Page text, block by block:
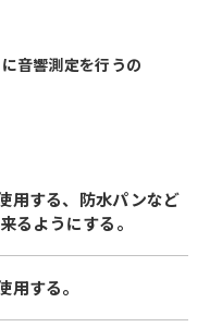
音響測定を行うの
用する、防水パンなど
るようにする。
する。